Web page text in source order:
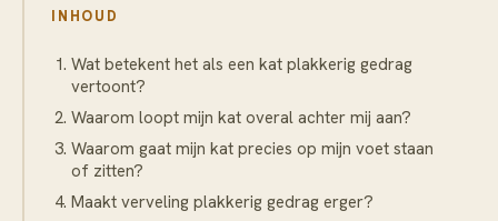
INHOUD
Wat betekent het als een kat plakkerig gedrag
vertoont?
Waarom loopt mijn kat overal achter mij aan?
Waarom gaat mijn kat precies op mijn voet staan
of zitten?
Maakt verveling plakkerig gedrag erger?